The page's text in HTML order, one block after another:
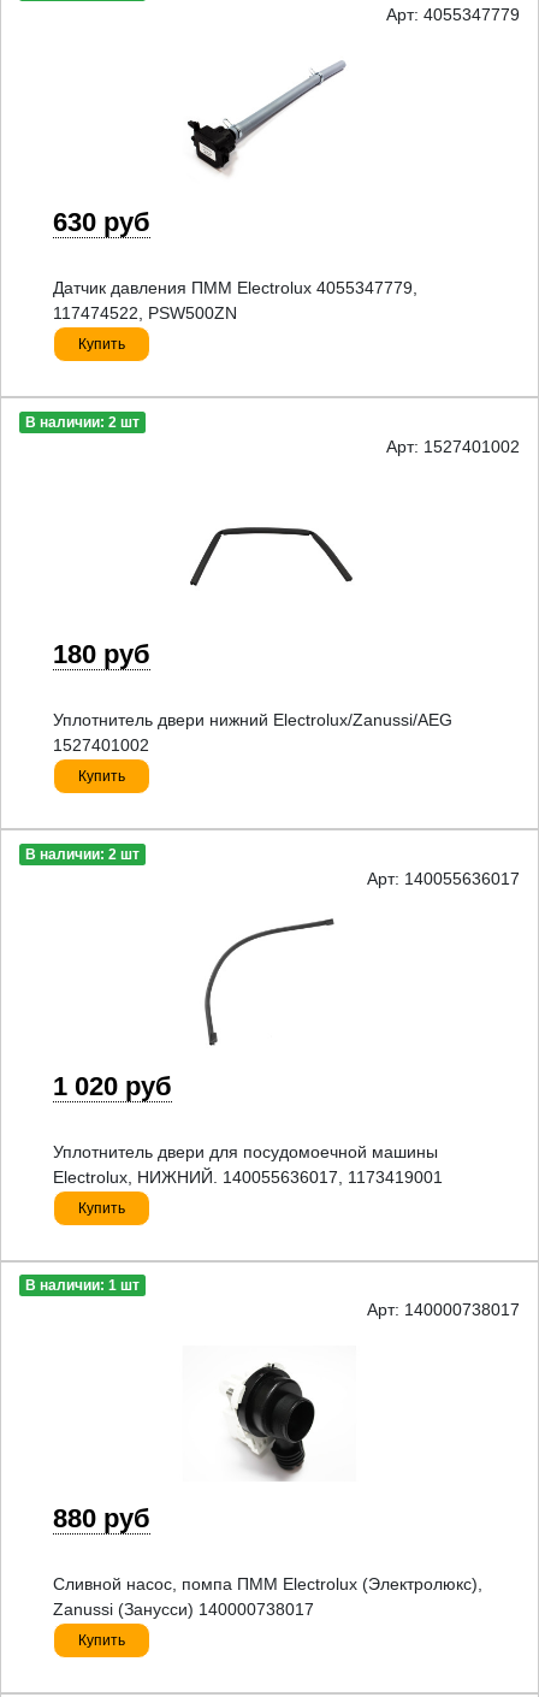
Арт: 4055347779
630 руб
Датчик давления ПММ Electrolux 4055347779,
117474522, PSW500ZN
Купить
В наличии: 2 шт
Арт: 1527401002
180 руб
Уплотнитель двери нижний Electrolux/Zanussi/AEG
1527401002
Купить
В наличии: 2 шт
Арт: 140055636017
1 020 руб
Уплотнитель двери для посудомоечной машины
Electrolux, НИЖНИЙ. 140055636017, 1173419001
Купить
В наличии: 1 шт
Арт: 140000738017
880 руб
Сливной насос, помпа ПММ Electrolux (Электролюкс),
Zanussi (Занусси) 140000738017
Купить